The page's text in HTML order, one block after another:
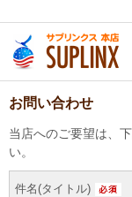
お問い合わせ
当店へのご要望は、
い。
件名(タイトル)